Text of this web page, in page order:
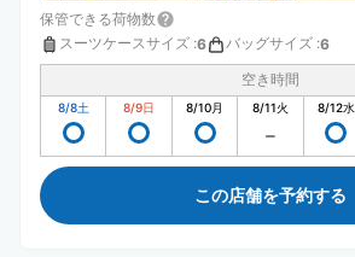
保管できる荷物数
スーツケースサイズ :6 バッグサイズ :6
空き時間
8/8土 8/9日 8/10月 8/11火 8/12水
この店舗を予約する